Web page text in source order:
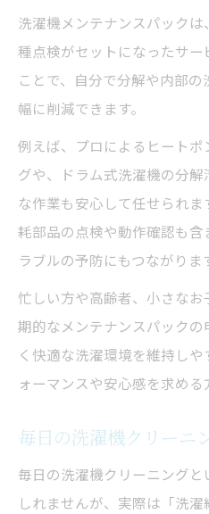
ヒートポンプ搭載
の特徴
洗濯機クリーニン
ト
分解洗浄なら洗濯機の
洗濯機クリーニン
効果
分解洗浄が洗濯機
する
洗濯機クリーニン
底比較
性能維持には分解
グの併用
分解洗浄の最適な
洗濯機メンテナンスパック
種点検がセットになったサー
ことで、自分で分解や内部
幅に削減できます。
例えば、プロによるヒート
グや、ドラム式洗濯機の分
な作業も安心して任せられ
耗部品の点検や動作確認も
ラブルの予防にもつながりま
忙しい方や高齢者、小さな
期的なメンテナンスパック
く快適な洗濯環境を維持し
ォーマンスや安心感を求める
毎日の洗濯機クリーニ
毎日の洗濯機クリーニング
しれませんが、実際は「洗